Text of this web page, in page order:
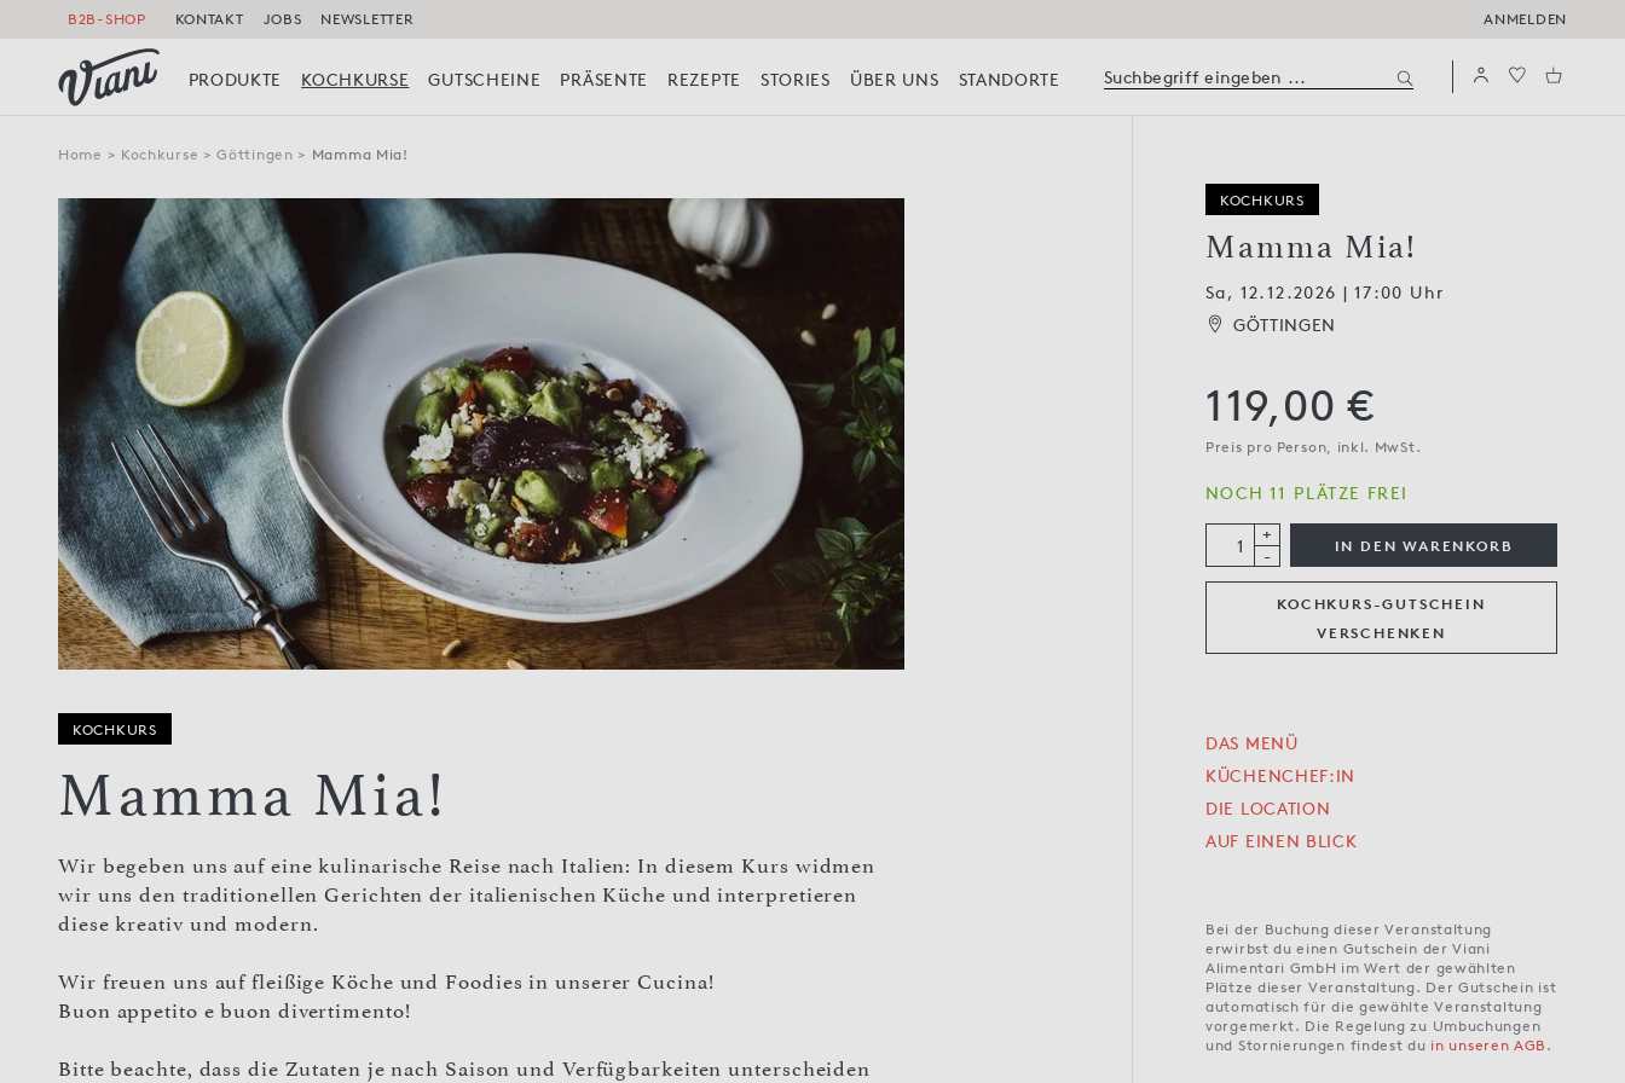
B2B-SHOP KONTAKT JOBS NEWSLETTER ANMELDEN
PRODUKTE KOCHKURSE GUTSCHEINE PRÄSENTE REZEPTE STORIES ÜBER UNS STANDORTE
KOCHKURS
Mamma Mia!
Sa, 12.12.2026 | 17:00 Uhr
GÖTTINGEN
119,00 €
Preis pro Person, inkl. MwSt.
NOCH 11 PLÄTZE FREI
+
-
IN DEN WARENKORB
KOCHKURS-GUTSCHEIN
VERSCHENKEN
DAS MENÜ
KÜCHENCHEF:IN
DIE LOCATION
AUF EINEN BLICK
Bei der Buchung dieser Veranstaltung
erwirbst du einen Gutschein der Viani
Alimentari GmbH im Wert der gewählten
Plätze dieser Veranstaltung. Der Gutschein ist
automatisch für die gewählte Veranstaltung
vorgemerkt. Die Regelung zu Umbuchungen
und Stornierungen findest du in unseren AGB .
Home > Kochkurse >Göttingen > Mamma Mia!
KOCHKURS
Mamma Mia!
Wir begeben uns auf eine kulinarische Reise nach Italien: In diesem Kurs widmen
wir uns den traditionellen Gerichten der italienischen Küche und interpretieren
diese kreativ und modern.
Wir freuen uns auf fleißige Köche und Foodies in unserer Cucina!
Buon appetito e buon divertimento!
Bitte beachte, dass die Zutaten je nach Saison und Verfügbarkeiten unterscheiden